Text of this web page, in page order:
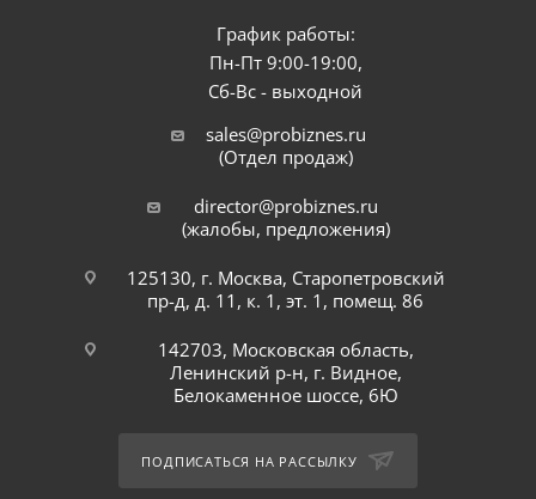
График работы:
Пн-Пт 9:00-19:00,
Сб-Вс - выходной
sales@probiznes.ru
(Отдел продаж)
director@probiznes.ru
(жалобы, предложения)
125130, г. Москва, Старопетровский
пр-д, д. 11, к. 1, эт. 1, помещ. 86
142703, Московская область,
Ленинский р-н, г. Видное,
Белокаменное шоссе, 6Ю
ПОДПИСАТЬСЯ НА РАССЫЛКУ